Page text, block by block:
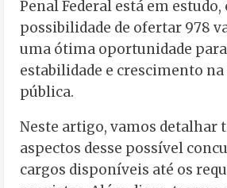
Penal Federal está em estudo,
possibilidade de ofertar 978
uma ótima oportunidade
estabilidade e crescimento
pública.
Neste artigo, vamos detalhar
aspectos desse possível
cargos disponíveis até os